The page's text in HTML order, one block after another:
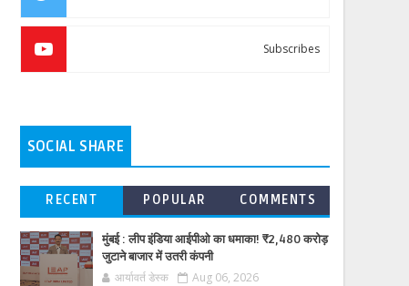
Subscribes
SOCIAL SHARE
RECENT POPULAR COMMENTS
मुंबई : लीप इंडिया आईपीओ का धमाका! ₹2,480 करोड़
जुटाने बाजार में उतरी कंपनी
आर्यावर्त डेस्क Aug 06, 2026